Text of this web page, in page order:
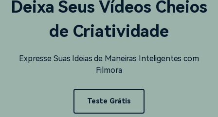
Deixa Seus Vídeos Cheios
de Criatividade
Expresse Suas Ideias de Maneiras Inteligentes com
Filmora
Teste Grátis